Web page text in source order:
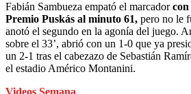
Fabián Sambueza empató el marcador
Premio Puskás al minuto 61, pero no le
anotó el segundo en la agonía del juego.
sobre el 33’, abrió con un 1-0 que ya
un 2-1 tras el cabezazo de Sebastián
el estadio Américo Montanini.